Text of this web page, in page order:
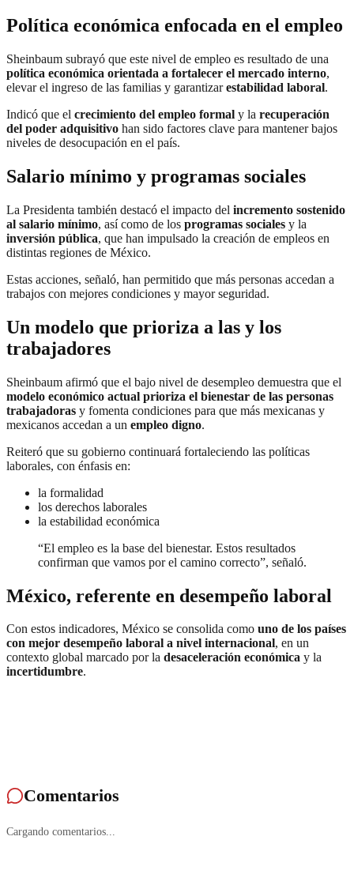
Política económica enfocada en el empleo
Sheinbaum subrayó que este nivel de empleo es resultado de una
política económica orientada a fortalecer el mercado interno,
elevar el ingreso de las familias y garantizarestabilidad laboral.
Indicó que el crecimiento del empleo formal y la recuperación
del poder adquisitivo han sido factores clave para mantener bajos
niveles de desocupación en el país.
Salario mínimo y programas sociales
La Presidenta también destacó el impacto del incremento sostenido
al salario mínimo, así como de los programas sociales y la
inversión pública, que han impulsado la creación de empleos en
distintas regiones de México.
Estas acciones, señaló, han permitido que más personas accedan a
trabajos con mejores condiciones y mayor seguridad.
Un modelo que prioriza a las y los
trabajadores
Sheinbaum afirmó que el bajo nivel de desempleo demuestra que el
modelo económico actual prioriza el bienestar de las personas
trabajadoras y fomenta condiciones para que más mexicanas y
mexicanos accedan a un empleo digno.
Reiteró que su gobierno continuará fortaleciendo las políticas
laborales, con énfasis en:
la formalidad
los derechos laborales
la estabilidad económica
“El empleo es la base del bienestar. Estos resultados
confirman que vamos por el camino correcto”, señaló.
México, referente en desempeño laboral
Con estos indicadores, México se consolida como uno de los países
con mejor desempeño laboral a nivel internacional, en un
contexto global marcado por la desaceleración económica y la
incertidumbre.
Comentarios
Cargando comentarios...